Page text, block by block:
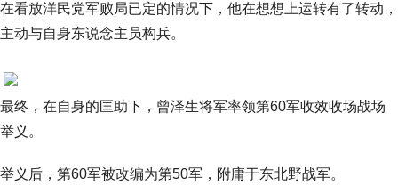
在看放洋民党军败局已定的情况下，他在想想上运转有了转动，
主动与自身东说念主员构兵。
最终，在自身的匡助下，曾泽生将军率领第60军收效收场战场
举义。
举义后，第60军被改编为第50军，附庸于东北野战军。